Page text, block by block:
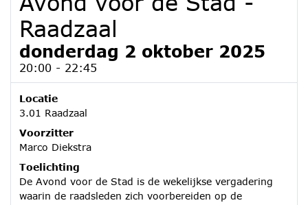
Raadzaal
donderdag 2 oktober 2025
20:00 - 22:45
Locatie
3.01 Raadzaal
Voorzitter
Marco Diekstra
Toelichting
De Avond voor de Stad is de wekelijkse vergadering
waarin de raadsleden zich voorbereiden op de